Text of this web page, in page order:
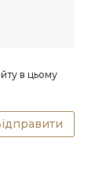
в цьому